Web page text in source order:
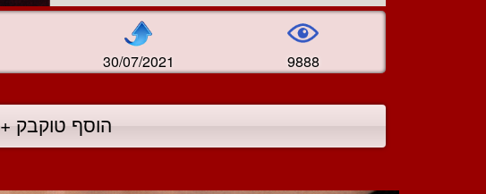
30/07/2021 9888
הוסף טוקבק +